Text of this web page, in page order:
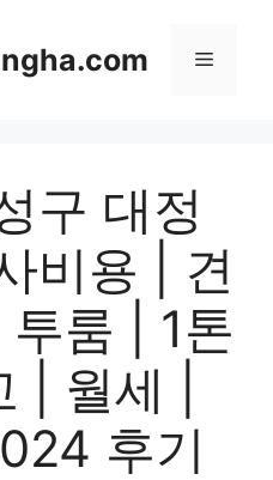
메
구 대정
비용 | 견
룸 | 1톤
| 월세 |
후기